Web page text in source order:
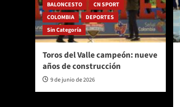
BALONCESTO
CN SPORT
COLOMBIA
DEPORTES
Sin Categoría
Toros del Valle campeón: nueve
años de construcción
9 de junio de 2026